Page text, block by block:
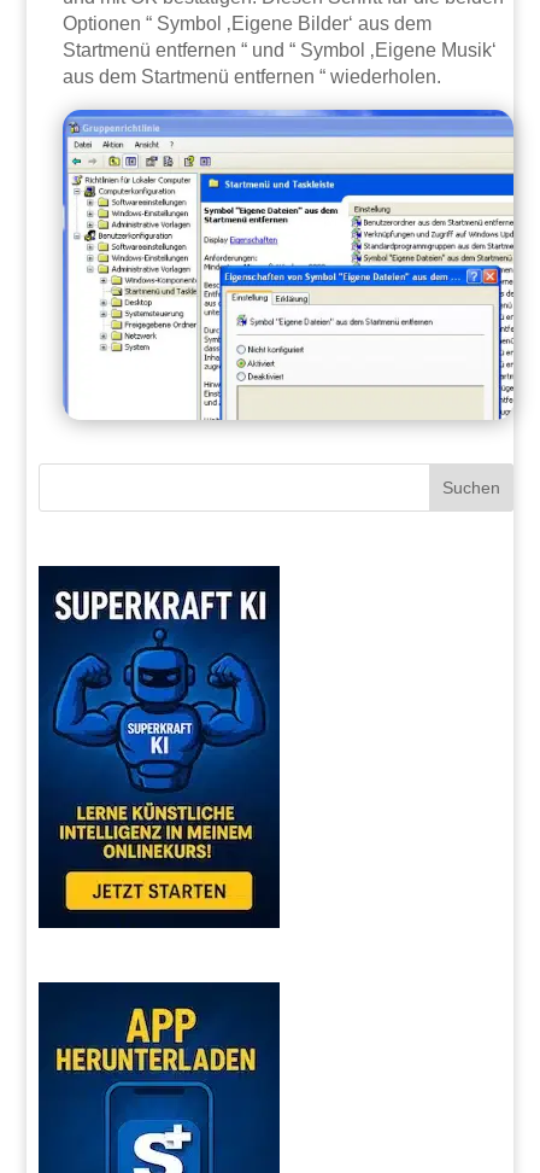
Optionen “ Symbol ‚Eigene Bilder‘ aus dem
Startmenü entfernen “ und “ Symbol ‚Eigene Musik‘
aus dem Startmenü entfernen “ wiederholen.